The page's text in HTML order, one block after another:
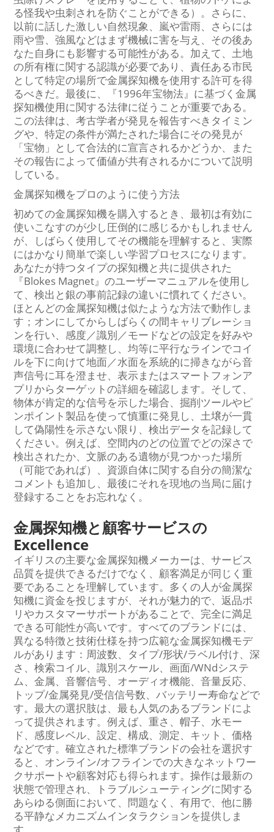
る怪我や虫刺されを防ぐことができる）。さらに、
以前に話した激しい自然現象、嵐や雷雨、さらには
雨や雪、強風などはまず機械に害を与え、その後あ
なた自身にも影響する可能性がある。加えて、土地
の所有権に関する認識が必要であり、責任ある市民
として特定の場所で金属探知機を使用する許可を得
るべきだ。最後に、『1996年宝物法』に基づく金属
探知機使用に関する法律に従うことが重要である。
この法律は、考古学者が発見を報告すべきタイミン
グや、特定の条件が満たされた場合にその発見が
「宝物」として合法的に宣言されるかどうか、また
その報告によって価値が共有されるかについて説明
している。
金属探知機をプロのように使う方法
初めての金属探知機を購入するとき、最初は有効に
使いこなすのが少し圧倒的に感じるかもしれません
が、しばらく使用してその機能を理解すると、実際
にはかなり簡単で楽しい学習プロセスになります。
あなたが持つタイプの探知機と共に提供された
『Blokes Magnet』のユーザーマニュアルを使用し
て、検出と銀の事前記録の違いに慣れてください。
ほとんどの金属探知機は似たような方法で動作しま
す；オンにしてからしばらくの間キャリブレーショ
ンを行い、感度／識別／モードなどの設定を好みや
環境に合わせて調整し、均等に平行なラインでコイ
ルを下に向けて地面／水面を系統的に掃きながら音
声信号に耳を澄ませ、表示またはスマートフォンア
プリからターゲットの詳細を確認します。そして、
物体が肯定的な信号を示した場合、掘削ツールやピ
ンポイント製品を使って慎重に発見し、土壌が一貫
して偽陽性を示さない限り、検出データを記録して
ください。例えば、空間内のどの位置でどの深さで
検出されたか、文脈のある遺物が見つかった場所
（可能であれば）、資源自体に関する自分の簡潔な
コメントも追加し、最後にそれを現地の当局に届け
登録することをお忘れなく。
金属探知機と顧客サービスの
Excellence
イギリスの主要な金属探知機メーカーは、サービス
品質を提供できるだけでなく、顧客満足が同じく重
要であることを理解しています。多くの人が金属探
知機に資金を投じますが、それが魅力的で、返品ポ
リやカスタマーサポートがあることで、完全に満足
できる可能性が高いです。すべてのブランドには、
異なる特徴と技術仕様を持つ広範な金属探知機モデ
ルがあります：周波数、タイプ/形状/ラベル付け、深
さ、検索コイル、識別スケール、画面/WNdシステ
ム、金属、音響信号、オーディオ機能、音量反応、
トップ/金属発見/受信信号数、バッテリー寿命などで
す。最大の選択肢は、最も人気のあるブランドによ
って提供されます。例えば、重さ、帽子、水モー
ド、感度レベル、設定、構成、測定、キット、価格
などです。確立された標準ブランドの会社を選択す
ると、オンライン/オフラインでの大きなネットワー
クサポートや顧客対応も得られます。操作は最新の
状態で管理され、トラブルシューティングに関する
あらゆる側面において、問題なく、有用で、他に勝
る平静なメカニズムインタラクションを提供しま